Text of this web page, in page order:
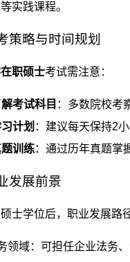
实践课程。
策略与时间规划
职硕士考试需注意：
考试科目 ：多数院校考
计划 ：建议每天保持2
训练：通过历年真题掌
发展前景
士学位后，职业发展路
领域：可担任企业法务、